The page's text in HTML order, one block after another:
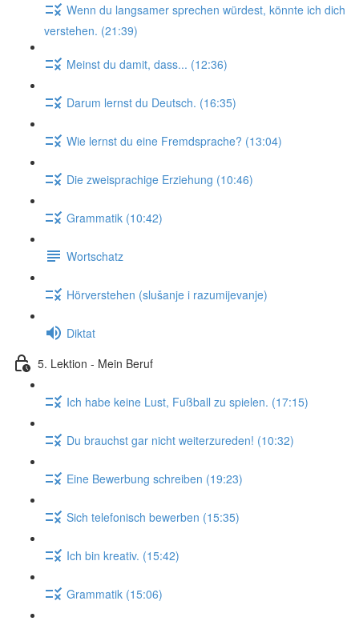
Wenn du langsamer sprechen würdest, könnte ich dich
verstehen. (21:39)
Meinst du damit, dass... (12:36)
Darum lernst du Deutsch. (16:35)
Wie lernst du eine Fremdsprache? (13:04)
Die zweisprachige Erziehung (10:46)
Grammatik (10:42)
Wortschatz
Hörverstehen (slušanje i razumijevanje)
Diktat
5. Lektion - Mein Beruf
Ich habe keine Lust, Fußball zu spielen. (17:15)
Du brauchst gar nicht weiterzureden! (10:32)
Eine Bewerbung schreiben (19:23)
Sich telefonisch bewerben (15:35)
Ich bin kreativ. (15:42)
Grammatik (15:06)